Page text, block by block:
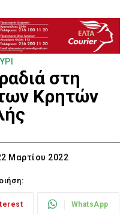
στη
Κρητών
Μαρτίου 2022
WhatsApp